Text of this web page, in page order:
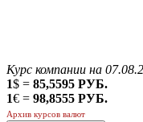
Курс компании на
1$ = 85,5595 РУБ.
1€ = 98,8555 РУБ.
Архив курсов валют